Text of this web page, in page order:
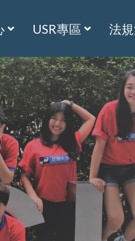
USR專區 法